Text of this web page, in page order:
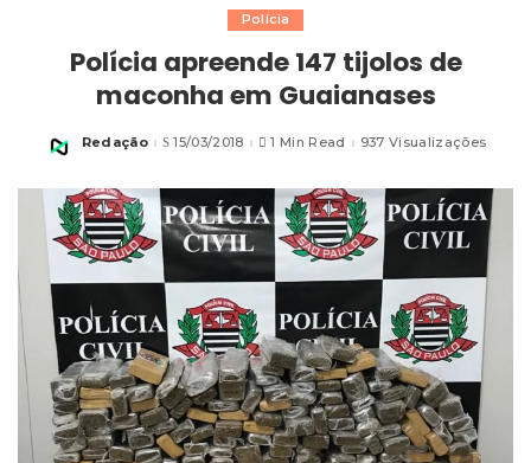
Polícia
Polícia apreende 147 tijolos de
maconha em Guaianases
Posted
Redação 15/03/2018 1 Min Read 937 Visualizações